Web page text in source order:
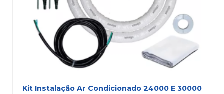
Kit Instalação Ar Condicionado 24000 E 30000